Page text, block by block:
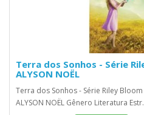
Terra dos Sonhos - Série
ALYSON NOËL
Terra dos Sonhos - Série Riley Bloom
ALYSON NOËL Gênero Literatura